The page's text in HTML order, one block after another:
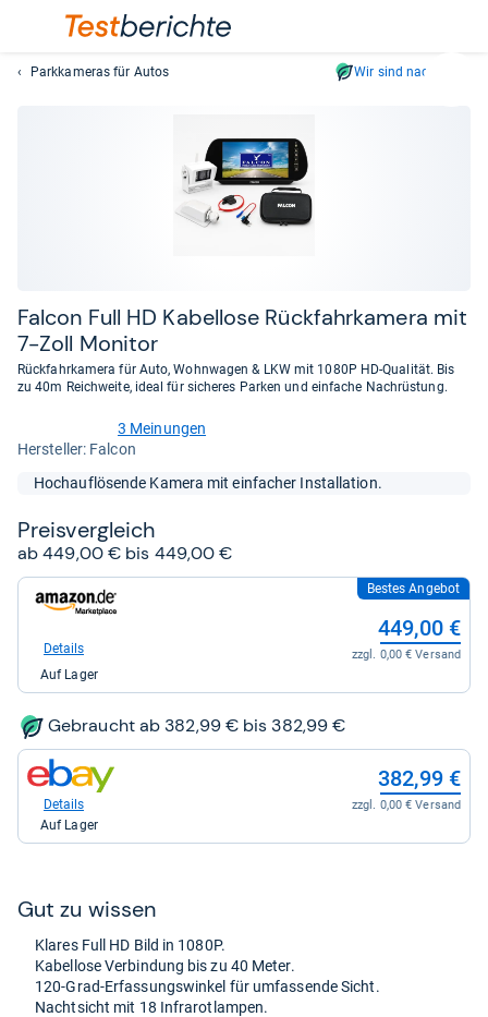
sich
Parkkameras für Autos Wir sind nachhaltig
Fal­con Full HD Kabel­lose Rück­fahr­ka­mera mit
7-​Zoll Moni­tor
Rückfahrkamera für Auto, Wohnwagen & LKW mit 1080P HD-Qualität. Bis
zu 40m Reichweite, ideal für sicheres Parken und einfache Nachrüstung.
von
3 Meinungen
Her­stel­ler: Falcon
Hochauflösende Kamera mit einfacher Installation.
Preis­ver­gleich
ab 449,00 € bis 449,00 €
zum
Shop:
Amazon.de
449,00
kaufen.
Bestes Angebot
449,00 €
zzgl. 0,00 € Versand
Details
Auf Lager
Gebraucht ab 382,99 € bis 382,99 €
zum
Shop:
eBay
382,99 €
zzgl. 0,00 € Versand
Details
Auf Lager
Gut zu wis­sen
Kla­res Full HD Bild in 1080P.
Kabel­lose Ver­bin­dung bis zu 40 Meter.
120-​Grad-​Erfas­sungs­win­kel für umfas­sende Sicht.
Nacht­sicht mit 18 Infra­rot­lam­pen.